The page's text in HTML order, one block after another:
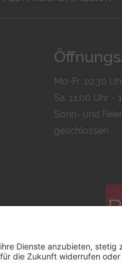
Mo-Fr. 10:30
Sa. 11:00 Uhr -
Sonn- und
geschlossen
© 2026 by Bachmann &